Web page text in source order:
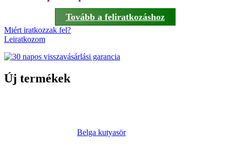
Tovább a feliratkozáshoz
Miért iratkozzak fel?
Leiratkozom
Új termékek
Belga kutyasör